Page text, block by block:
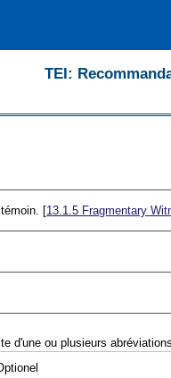
TEI:
[13.1.5 Fragmentary
d'une ou plusieurs